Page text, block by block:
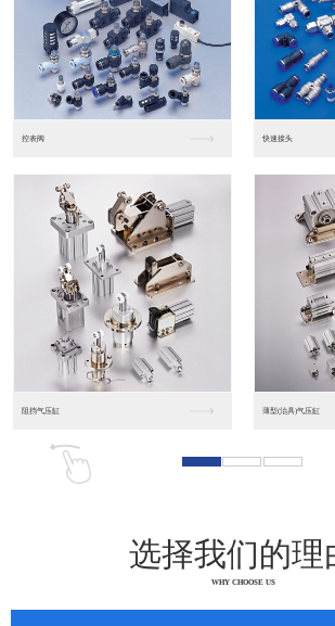
东莞松下PLC 松下人机界面GT07
松下人机界面DP10... 数字光钎传感器FX-...
选择我们的理
WHY CHOOSE US